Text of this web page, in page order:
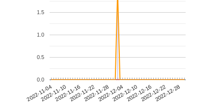
2022-11-042022-11-102022-11-162022-11-222022-11-282022-12-042022-12-102022-12-162022-12-222022-12-28
0.0
0.5
1.0
1.5